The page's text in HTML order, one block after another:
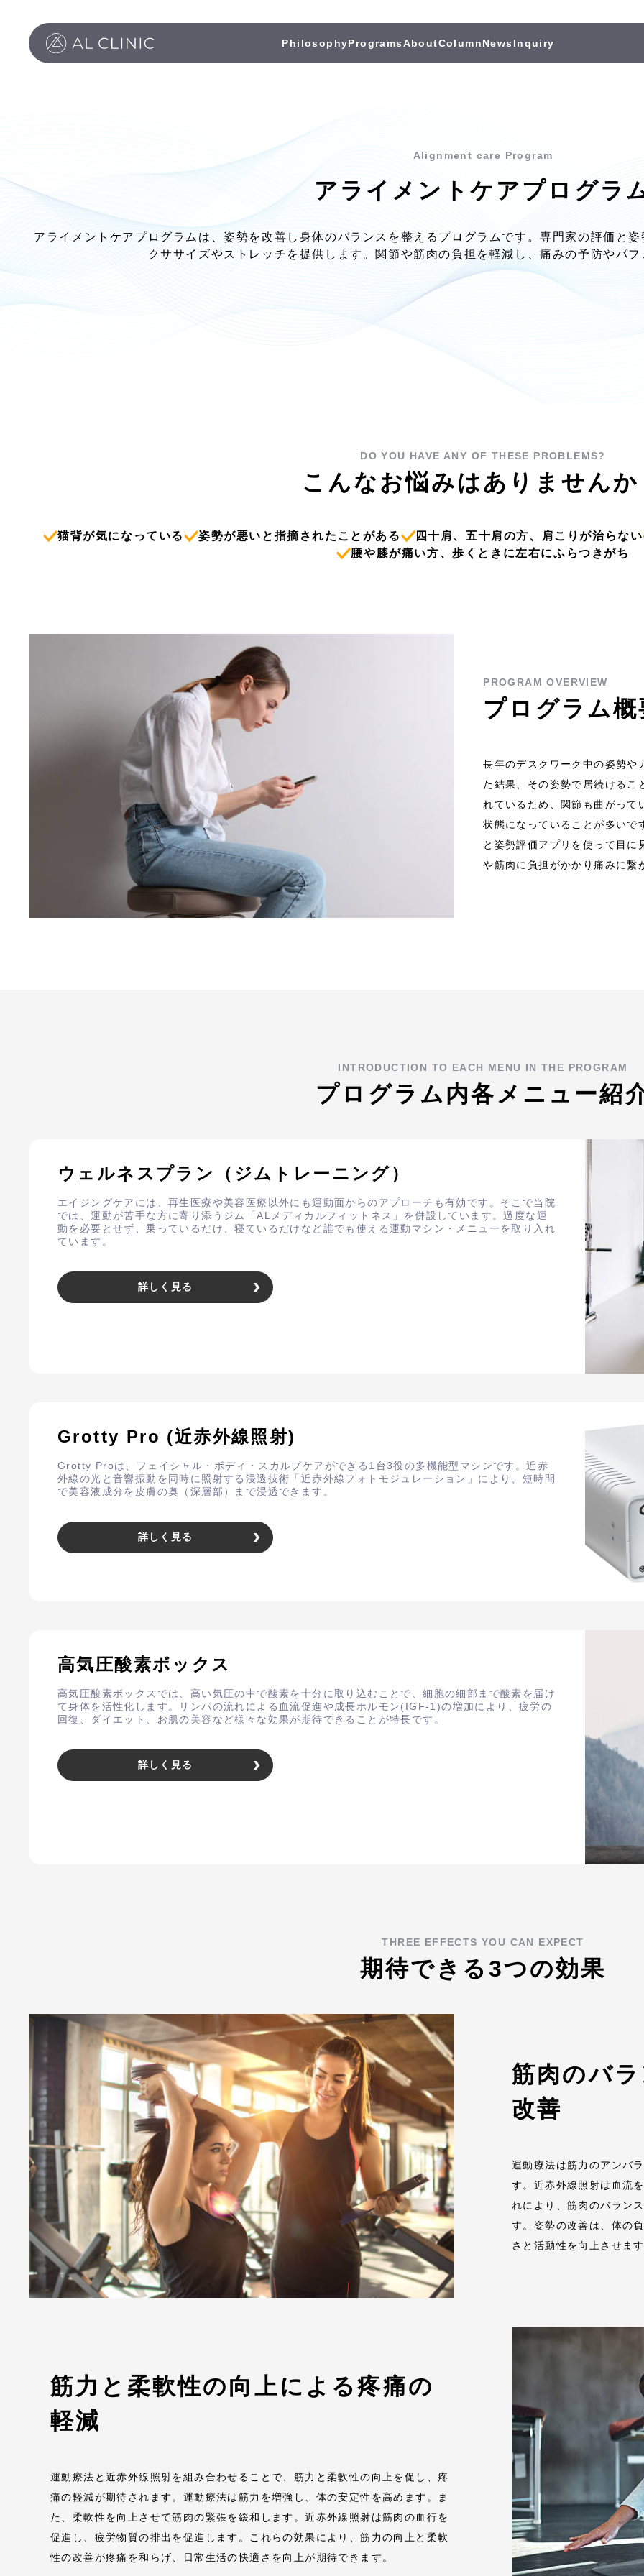
PhilosophyPrograms AboutColumnNews Inquiry
Alignment care Program
アライメントケアプログラ
アライメントケアプログラムは、姿勢を改善し身体のバランスを整えるプログラムです。専門家の評価と
クササイズやストレッチを提供します。関節や筋肉の負担を軽減し、痛みの予防やパ
DO YOU HAVE ANY OF THESE PROBLEMS?
こんなお悩みはありませんか
猫背が気になっている 姿勢が悪いと指摘されたことがある
四十肩、五十肩の方、肩こりが治らない
腰や膝が痛い方、歩くときに左右にふらつきがち
PROGRAM OVERVIEW
プログラム概
長年のデスクワーク中の姿勢や
た結果、その姿勢で居続けるこ
れているため、関節も曲がって
状態になっていることが多いで
と姿勢評価アプリを使って目
や筋肉に負担がかかり痛みに繋
INTRODUCTION TO EACH MENU IN THE PROGRAM
プログラム内各メニュー紹
ウェルネスプラン（ジムトレーニング）
エイジングケアには、再生医療や美容医療以外にも運動面からのアプローチも有効です。そこで当院
では、運動が苦手な方に寄り添うジム「ALメディカルフィットネス」を併設しています。過度な運
動を必要とせず、乗っているだけ、寝ているだけなど誰でも使える運動マシン・メニューを取り入れ
ています。
詳しく見る
Grotty Pro (近赤外線照射)
Grotty Proは、フェイシャル・ボディ・スカルプケアができる1台3役の多機能型マシンです。近赤
外線の光と音響振動を同時に照射する浸透技術「近赤外線フォトモジュレーション」により、短時間
で美容液成分を皮膚の奥（深層部）まで浸透できます。
詳しく見る
高気圧酸素ボックス
高気圧酸素ボックスでは、高い気圧の中で酸素を十分に取り込むことで、細胞の細部まで酸素を届け
て身体を活性化します。リンパの流れによる血流促進や成長ホルモン(IGF-1)の増加により、疲労の
回復、ダイエット、お肌の美容など様々な効果が期待できることが特長です。
詳しく見る
THREE EFFECTS YOU CAN EXPECT
期待できる3つの効果
筋肉のバ
改善
運動療法は筋力のアンバ
す。近赤外線照射は血流
れにより、筋肉のバラン
す。姿勢の改善は、体の
さと活動性を向上させま
筋力と柔軟性の向上による疼痛の
軽減
運動療法と近赤外線照射を組み合わせることで、筋力と柔軟性の向上を促し、疼
痛の軽減が期待されます。運動療法は筋力を増強し、体の安定性を高めます。ま
た、柔軟性を向上させて筋肉の緊張を緩和します。近赤外線照射は筋肉の血行を
促進し、疲労物質の排出を促進します。これらの効果により、筋力の向上と柔軟
性の改善が疼痛を和らげ、日常生活の快適さを向上が期待できます。